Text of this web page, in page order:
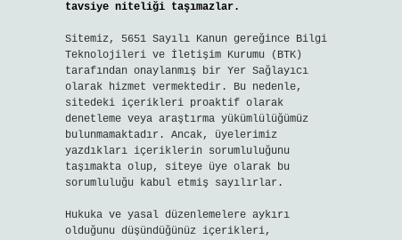
tavsiye niteliği taşımazlar.
Sitemiz, 5651 Sayılı Kanun gereğince Bilgi
Teknolojileri ve İletişim Kurumu (BTK)
tarafından onaylanmış bir Yer Sağlayıcı
olarak hizmet vermektedir. Bu nedenle,
sitedeki içerikleri proaktif olarak
denetleme veya araştırma yükümlülüğümüz
bulunmamaktadır. Ancak, üyelerimiz
yazdıkları içeriklerin sorumluluğunu
taşımakta olup, siteye üye olarak bu
sorumluluğu kabul etmiş sayılırlar.
Hukuka ve yasal düzenlemelere aykırı
olduğunu düşündüğünüz içerikleri,